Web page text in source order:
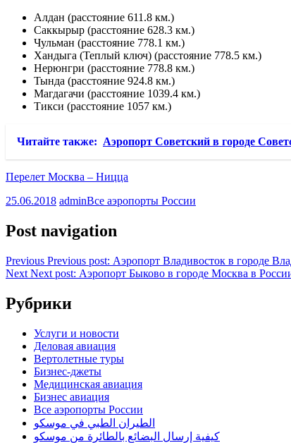
Алдан (расстояние 611.8 км.)
Саккырыр (расстояние 628.3 км.)
Чульман (расстояние 778.1 км.)
Хандыга (Теплый ключ) (расстояние 778.5 км.)
Нерюнгри (расстояние 778.8 км.)
Тында (расстояние 924.8 км.)
Магдагачи (расстояние 1039.4 км.)
Тикси (расстояние 1057 км.)
Читайте также: Аэропорт Советский в городе
Перелет Москва – Ницца
25.06.2018 adminВсе аэропорты России
Post navigation
Previous Previous post: Аэропорт Владивосток в городе
Next Next post: Аэропорт Быково в городе Москва в
Рубрики
Услуги и новости
Деловая авиация
Вертолетные туры
Бизнес-джеты
Медицинская авиация
Бизнес авиация
Все аэропорты России
الطيران الطبي في موسكو
كيفية إرسال البضائع بالطائرة من موسكو